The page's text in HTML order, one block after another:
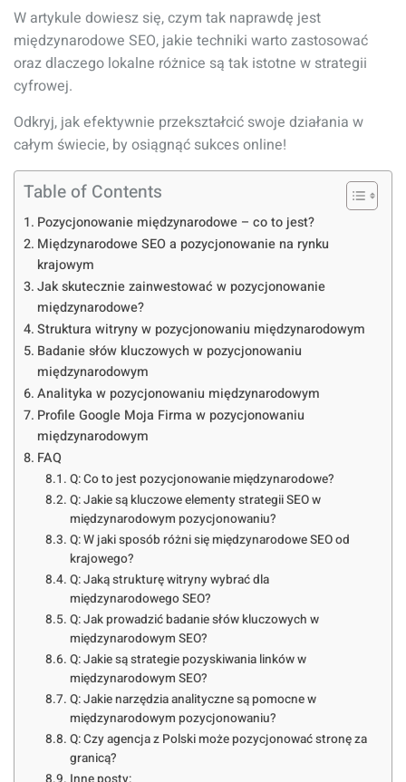
W artykule dowiesz się, czym tak naprawdę jest
międzynarodowe SEO, jakie techniki warto zastosować
oraz dlaczego lokalne różnice są tak istotne w strategii
cyfrowej.
Odkryj, jak efektywnie przekształcić swoje działania w
całym świecie, by osiągnąć sukces online!
Table of Contents
Pozycjonowanie międzynarodowe – co to jest?
Międzynarodowe SEO a pozycjonowanie na rynku
krajowym
Jak skutecznie zainwestować w pozycjonowanie
międzynarodowe?
Struktura witryny w pozycjonowaniu międzynarodowym
Badanie słów kluczowych w pozycjonowaniu
międzynarodowym
Analityka w pozycjonowaniu międzynarodowym
Profile Google Moja Firma w pozycjonowaniu
międzynarodowym
FAQ
Q: Co to jest pozycjonowanie międzynarodowe?
Q: Jakie są kluczowe elementy strategii SEO w
międzynarodowym pozycjonowaniu?
Q: W jaki sposób różni się międzynarodowe SEO od
krajowego?
Q: Jaką strukturę witryny wybrać dla
międzynarodowego SEO?
Q: Jak prowadzić badanie słów kluczowych w
międzynarodowym SEO?
Q: Jakie są strategie pozyskiwania linków w
międzynarodowym SEO?
Q: Jakie narzędzia analityczne są pomocne w
międzynarodowym pozycjonowaniu?
Q: Czy agencja z Polski może pozycjonować stronę za
granicą?